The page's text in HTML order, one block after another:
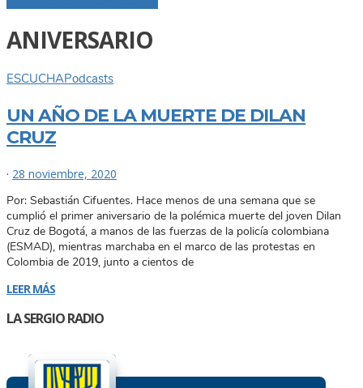
ANIVERSARIO
ESCUCHAPodcasts
UN AÑO DE LA MUERTE DE DILAN
CRUZ
· 28 noviembre, 2020
Por: Sebastián Cifuentes. Hace menos de una semana que se
cumplió el primer aniversario de la polémica muerte del joven Dilan
Cruz de Bogotá, a manos de las fuerzas de la policía colombiana
(ESMAD), mientras marchaba en el marco de las protestas en
Colombia de 2019, junto a cientos de
LEER MÁS
LA SERGIO RADIO